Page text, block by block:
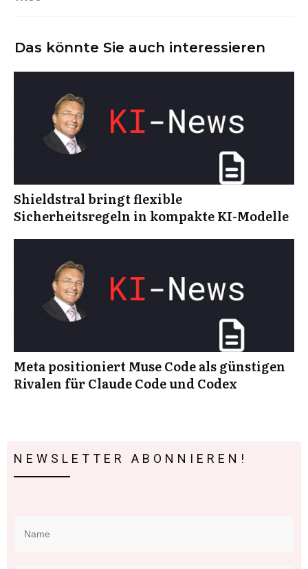
Das könnte Sie auch interessieren
Shieldstral bringt flexible
Sicherheitsregeln in kompakte KI-Modelle
Meta positioniert Muse Code als günstigen
Rivalen für Claude Code und Codex
NEWSLETTER ABONNIEREN!